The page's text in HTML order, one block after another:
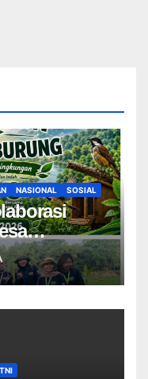
NASIONAL SOSIAL
TNI